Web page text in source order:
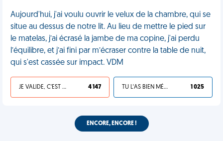
Aujourd'hui, j'ai voulu ouvrir le velux de la chambre, qui se
situe au dessus de notre lit. Au lieu de mettre le pied sur
le matelas, j’ai écrasé la jambe de ma copine, j'ai perdu
l’équilibre, et j’ai fini par m’écraser contre la table de nuit,
qui s'est cassée sur impact. VDM
JE VALIDE, C'EST UNE VDM 4 147 TU L'AS BIEN MÉRITÉ 1 025
ENCORE, ENCORE !